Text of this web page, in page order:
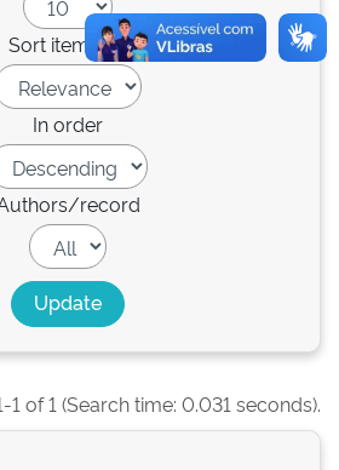
Sort items by
In order
record
1 of 1 (Search time: 0.031 seconds).